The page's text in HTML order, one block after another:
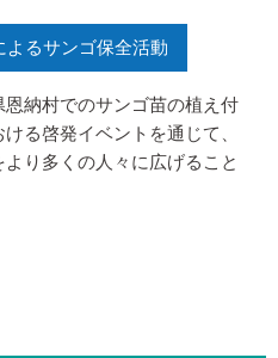
よるサンゴ保全活動
納村でのサンゴ苗の植え付
る啓発イベントを通じて、
より多くの人々に広げること